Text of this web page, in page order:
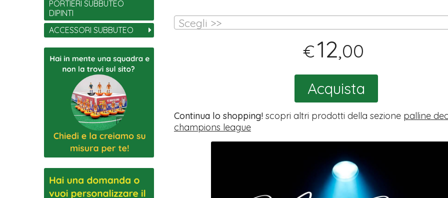
Scegli >>
€12,00
Acquista
Continua lo shopping!scopri altri prodotti della sezione palline
champions league
PORTIERI SUBBUTEO
DIPINTI
ACCESSORI SUBBUTEO